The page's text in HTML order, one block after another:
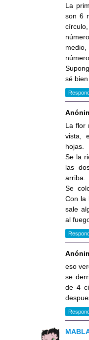
La
son 6
sé bien
La flor
vista,
hojas.
Se la
las
arriba.
Se
Con la
sale
al
eso
se
de 4